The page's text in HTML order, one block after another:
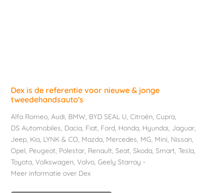
Dex is de referentie voor nieuwe & jonge
tweedehandsauto's
Alfa Romeo,Audi, BMW, BYD SEAL U,Citroën,Cupra,
DS Automobiles, Dacia, Fiat, Ford, Honda, Hyundai, Jaguar,
Jeep, Kia, LYNK & CO, Mazda, Mercedes, MG, Mini, Nissan,
Opel, Peugeot, Polestar, Renault,Seat,Skoda,Smart,Tesla,
Toyota,Volkswagen,Volvo,Geely Starray -
Meer informatie over Dex